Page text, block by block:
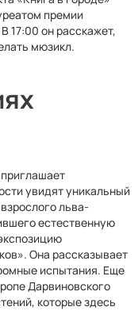
премии
17:00 он расскажет,
мюзикл.
приглашает
увидят уникальный
льва-
естественную
Она рассказывает
испытания. Еще
Дарвиновского
которые здесь